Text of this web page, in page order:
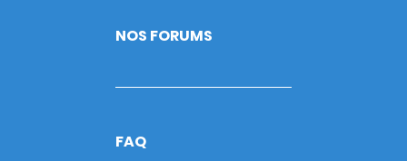
NOS FORUMS
FAQ